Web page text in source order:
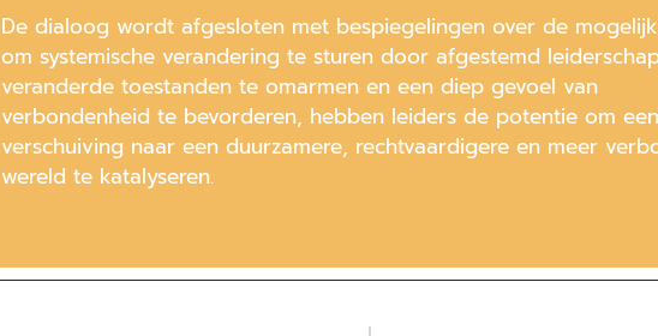
De dialoog wordt afgesloten met bespiegelingen over de
om systemische verandering te sturen door afgestemd
veranderde toestanden te omarmen en een diep gevoel van
verbondenheid te bevorderen, hebben leiders de potentie om een
verschuiving naar een duurzamere, rechtvaardigere en meer
wereld te katalyseren.